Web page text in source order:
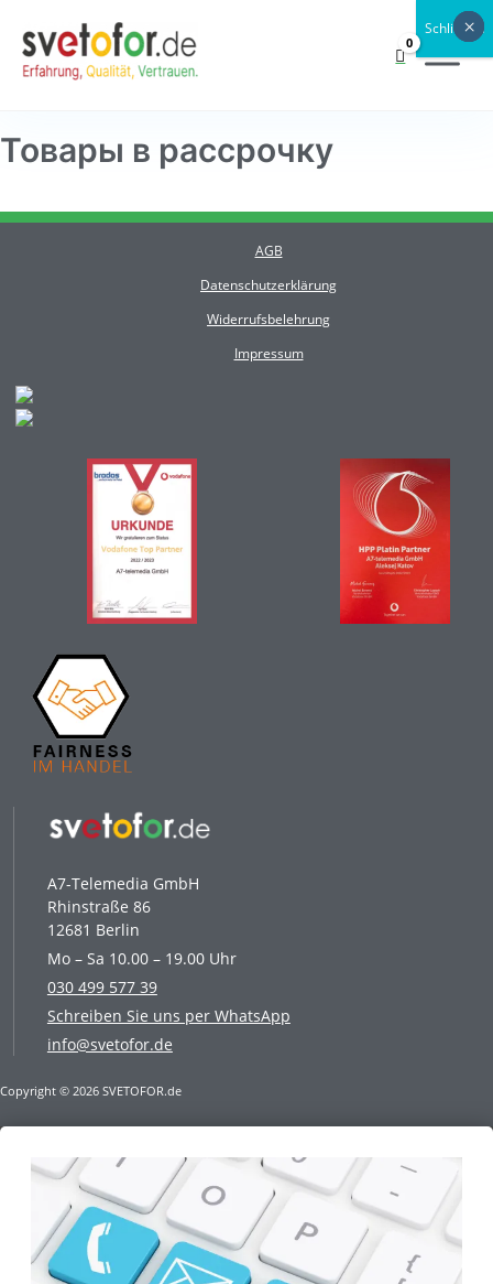
Inhalt
springen
Товары в рассрочку
AGB
Datenschutzerklärung
Widerrufsbelehrung
Impressum
A7-Telemedia GmbH
Rhinstraße 86
12681 Berlin
Mo – Sa 10.00 – 19.00 Uhr
030 499 577 39
Schreiben Sie uns per WhatsApp
info@svetofor.de
Copyright © 2026 SVETOFOR.de
×
×
×
×
×
Schließen
×
×
×